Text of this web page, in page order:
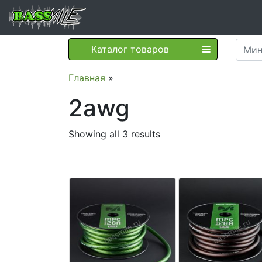
Каталог товаров
Главная »
2awg
Showing all 3 results